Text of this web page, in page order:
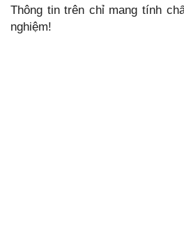
Thông tin trên chỉ mang tính
nghiệm!